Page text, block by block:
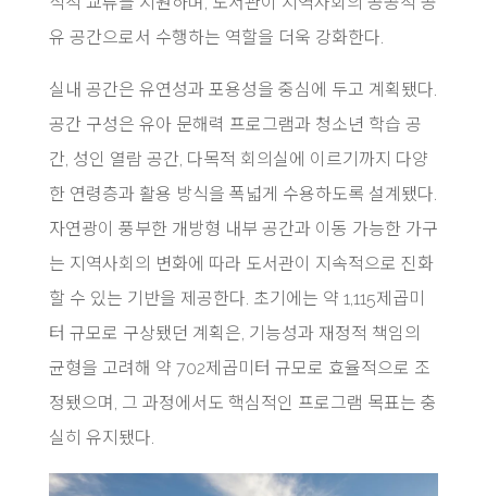
유 공간으로서 수행하는 역할을 더욱 강화한다.
실내 공간은 유연성과 포용성을 중심에 두고 계획됐다.
공간 구성은 유아 문해력 프로그램과 청소년 학습 공
간, 성인 열람 공간, 다목적 회의실에 이르기까지 다양
한 연령층과 활용 방식을 폭넓게 수용하도록 설계됐다.
자연광이 풍부한 개방형 내부 공간과 이동 가능한 가구
는 지역사회의 변화에 따라 도서관이 지속적으로 진화
할 수 있는 기반을 제공한다. 초기에는 약 1,115제곱미
터 규모로 구상됐던 계획은, 기능성과 재정적 책임의
균형을 고려해 약 702제곱미터 규모로 효율적으로 조
정됐으며, 그 과정에서도 핵심적인 프로그램 목표는 충
실히 유지됐다.